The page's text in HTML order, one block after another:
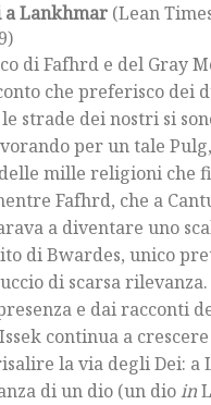
a Lankhmar (Lean
di Fafhrd e del Gray
che preferisco dei
strade dei nostri si
per un tale
mille religioni che
Fafhrd, che a
a diventare uno
di Bwardes, unico
di scarsa rilevanza.
e dai racconti
continua a
la via degli Dei: a
di un dio (un dioin